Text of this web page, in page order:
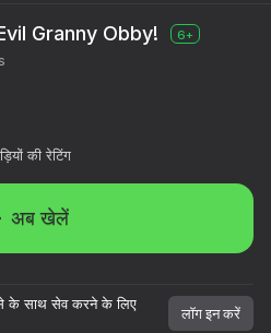
Granny Obby! 6+
की रेटिंग
अब खेलें
के साथ सेव करने के लिए
लॉग इन करें